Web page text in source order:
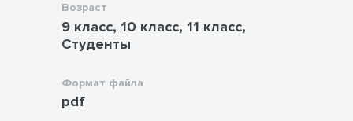
Возраст
9 класс, 10 класс, 11 класс,
Студенты
Формат файла
pdf